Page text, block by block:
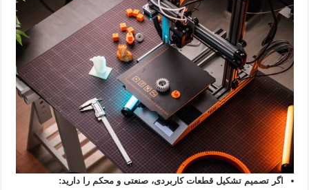
اگر تصمیم تشکیل قطعات کاربردی، صنعتی و محکم را دارید: